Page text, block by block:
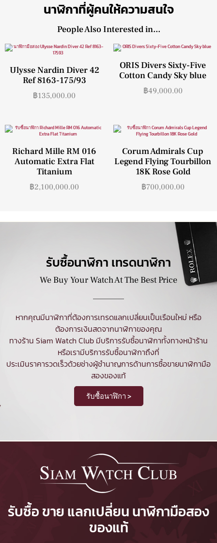
นาฬิกาที่ผู้คนให้ความสนใจ
People Also Interested in...
Ulysse Nardin Diver 42
Ref 8163-175/93
฿135,000.00
ORIS Divers Sixty-Five
Cotton Candy Sky blue
฿49,000.00
Richard Mille RM 016
Automatic Extra Flat
Titanium
฿2,100,000.00
Corum Admirals Cup
Legend Flying Tourbillon
18K Rose Gold
฿700,000.00
รับซื้อนาฬิกา เทรดนาฬิกา
We Buy Your Watch At The Best Price
หากคุณมีนาฬิกาที่ต้องการเทรดแลกเปลี่ยนเป็นเรือนใหม่ หรือ
ต้องการเงินสดจากนาฬิกาของคุณ
ทางร้าน Siam Watch Club มีบริการรับซื้อนาฬิกาทั้งทางหน้าร้าน
หรือเรามีบริการรับซื้อนาฬิกาถึงที่
ประเมินราคารวดเร็วด้วยช่างผู้ชำนาญการด้านการซื้อขายนาฬิกามือ
สองของแท้
รับซื้อนาฬิกา >
รับซื้อ ขาย แลกเปลี่ยน นาฬิกามือสอง
ของแท้